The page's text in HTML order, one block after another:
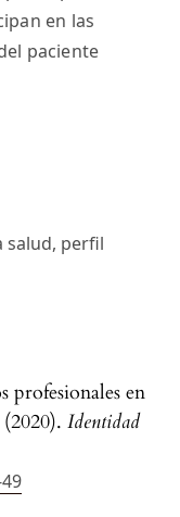
salud, perfil
profesionales en
Identidad
en las
paciente